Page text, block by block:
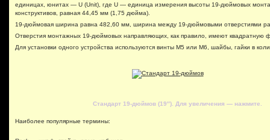
единицах, юнитах — U (Unit), где U — единица измерения высоты 19-дюймовых
конструктивов, равная 44,45 мм (1,75 дюйма).
19-дюймовая ширина равна 482,60 мм, ширина между 19-дюймовыми отверстиями
Отверстия монтажных 19-дюймовых направляющих, как правило, имеют квадратную
Для установки одного устройства используются винты М5 или М6, шайбы, гайки в
Стандарт 19-дюймов (19″). Для увеличения — нажмите.
Наиболее популярные термины: